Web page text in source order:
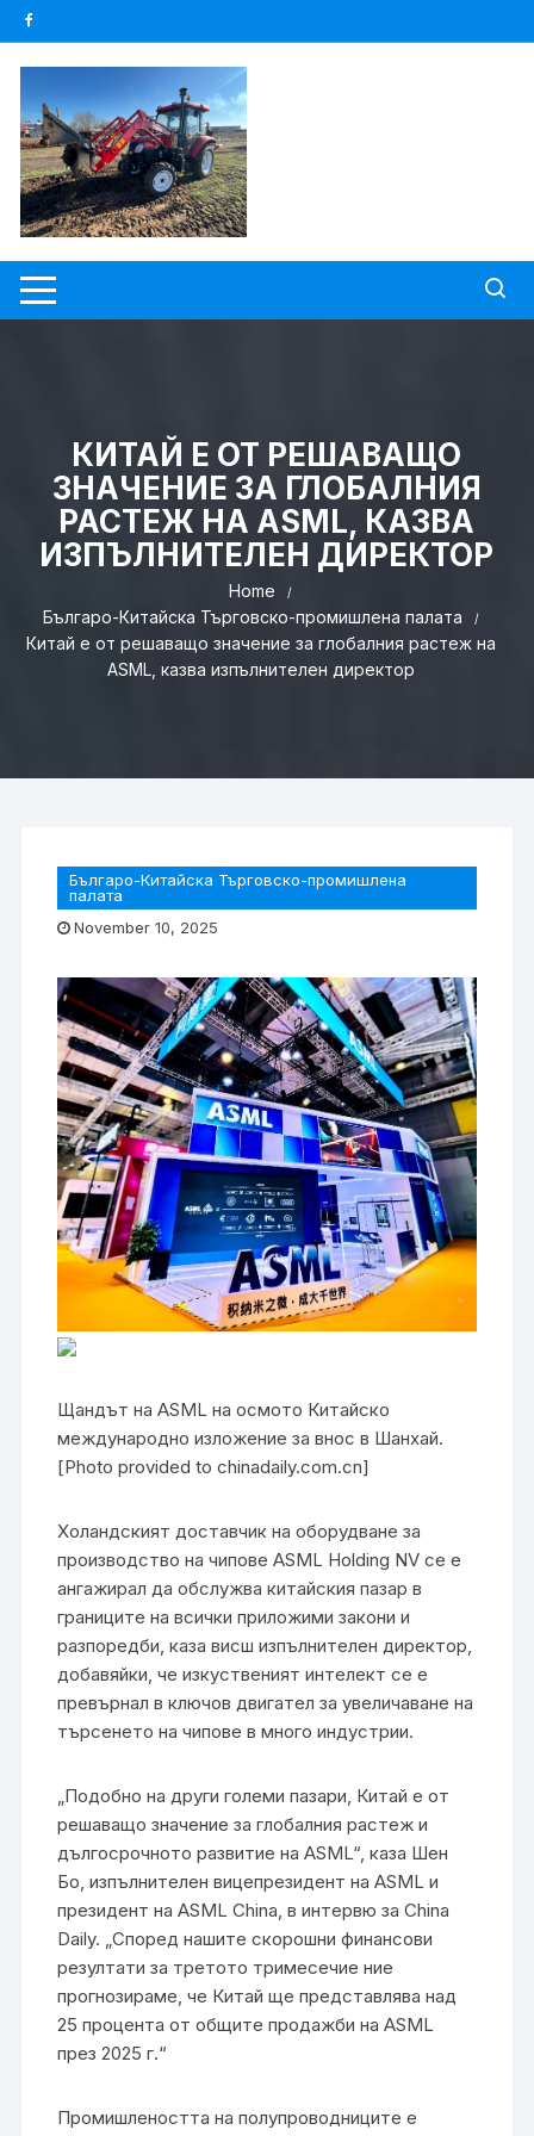
Skip
to
content
КИТАЙ Е ОТ РЕШАВАЩО
ЗНАЧЕНИЕ ЗА ГЛОБАЛНИЯ
РАСТЕЖ НА ASML, КАЗВА
ИЗПЪЛНИТЕЛЕН ДИРЕКТОР
Home
Българо-Китайска Търговско-промишлена палaта
Китай е от решаващо значение за глобалния растеж на
ASML, казва изпълнителен директор
Българо-Китайска Търговско-промишлена
палaта
November 10, 2025
Щандът на ASML на осмото Китайско
международно изложение за внос в Шанхай.
[Photo provided to chinadaily.com.cn]
Холандският доставчик на оборудване за
производство на чипове ASML Holding NV се е
ангажирал да обслужва китайския пазар в
границите на всички приложими закони и
разпоредби, каза висш изпълнителен директор,
добавяйки, че изкуственият интелект се е
превърнал в ключов двигател за увеличаване на
търсенето на чипове в много индустрии.
„Подобно на други големи пазари, Китай е от
решаващо значение за глобалния растеж и
дългосрочното развитие на ASML“, каза Шен
Бо, изпълнителен вицепрезидент на ASML и
президент на ASML China, в интервю за China
Daily. „Според нашите скорошни финансови
резултати за третото тримесечие ние
прогнозираме, че Китай ще представлява над
25 процента от общите продажби на ASML
през 2025 г.“
Промишлеността на полупроводниците е